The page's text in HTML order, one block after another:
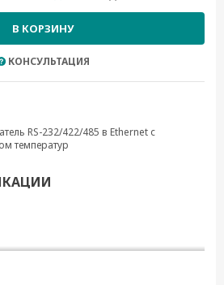
В КОРЗИНУ
КОНСУЛЬТАЦИЯ
RS-232/422/485 в Ethernet с
температур